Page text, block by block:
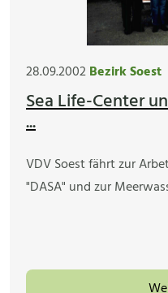
28.09.2002Bezirk Soest
Sea Life-Center
...
VDV Soest fährt zur
"DASA" und zur